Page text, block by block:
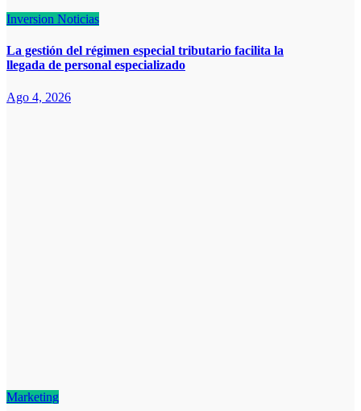
Inversion Noticias
La gestión del régimen especial tributario facilita la
llegada de personal especializado
Ago 4, 2026
Marketing